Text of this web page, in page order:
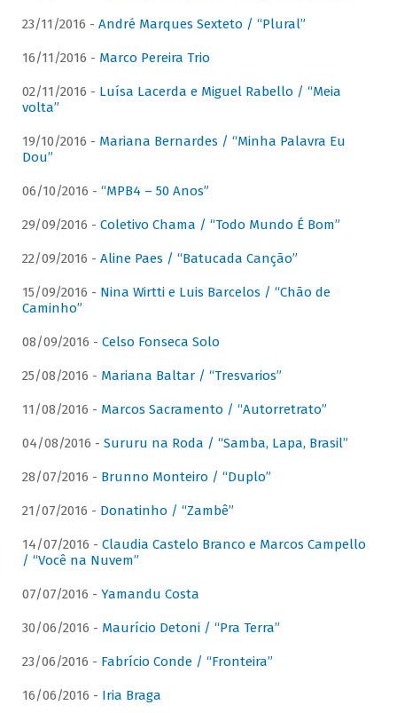
23/11/2016 - André Marques Sexteto / “Plural”
16/11/2016 - Marco Pereira Trio
02/11/2016 - Luísa Lacerda e Miguel Rabello / “Meia
volta”
19/10/2016 - Mariana Bernardes / “Minha Palavra Eu
Dou”
06/10/2016 - “MPB4 – 50 Anos”
29/09/2016 - Coletivo Chama / “Todo Mundo É Bom”
22/09/2016 - Aline Paes / “Batucada Canção”
15/09/2016 - Nina Wirtti e Luis Barcelos / “Chão de
Caminho”
08/09/2016 - Celso Fonseca Solo
25/08/2016 - Mariana Baltar / “Tresvarios”
11/08/2016 - Marcos Sacramento / “Autorretrato”
04/08/2016 - Sururu na Roda / “Samba, Lapa, Brasil”
28/07/2016 - Brunno Monteiro / “Duplo”
21/07/2016 - Donatinho / “Zambê”
14/07/2016 - Claudia Castelo Branco e Marcos Campello
/ “Você na Nuvem”
07/07/2016 - Yamandu Costa
30/06/2016 - Maurício Detoni / “Pra Terra”
23/06/2016 - Fabrício Conde / “Fronteira”
16/06/2016 - Iria Braga